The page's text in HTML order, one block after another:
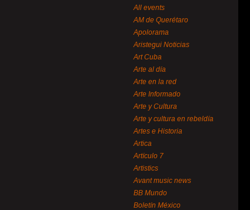
All events
AM de Querétaro
Apolorama
Aristegui Noticias
Art Cuba
Arte al día
Arte en la red
Arte Informado
Arte y Cultura
Arte y cultura en rebeldía
Artes e Historia
Artica
Artículo 7
Artistics
Avant music news
BB Mundo
Boletín México